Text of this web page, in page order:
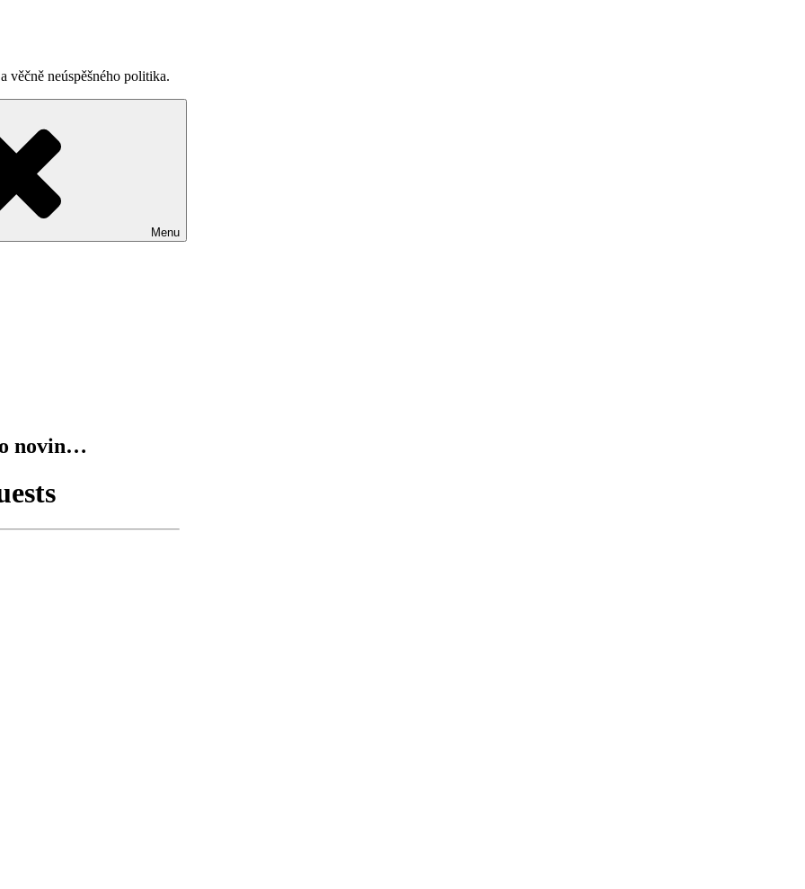
věčně neúspěšného politika.
Menu
novin…